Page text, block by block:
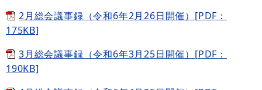
2月総会議事録（令和6年2月26日開催）[PDF：
175KB]
3月総会議事録（令和6年3月25日開催）[PDF：
190KB]